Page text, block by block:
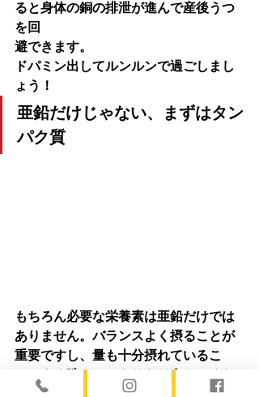
ると身体の銅の排泄が進んで産後うつ
を回
避できます。
ドパミン出してルンルンで過ごしまし
ょう！
亜鉛だけじゃない、まずはタン
パク質
もちろん必要な栄養素は亜鉛だけでは
ありません。バランスよく摂ることが
重要ですし、量も十分摂れているこ